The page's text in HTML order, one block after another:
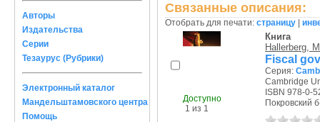
Авторы
Издательства
Серии
Тезаурус (Рубрики)
Электронный каталог
Мандельштамовского центра
Помощь
Связанные описания:
Отобрать для печати: страницу
Доступно
1 из 1
Книга
Hallerberg,
Fiscal
Серия:
Cambridge
ISBN 978-0-
Покровский